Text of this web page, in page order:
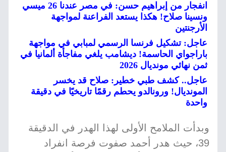
انفجار من إبراهيم حسن: في مصر عندنا 26 ميسي
ونسينا صلاح! هكذا يستعد الفراعنة لمواجهة
الأرجنتين
عاجل: تشكيل فرنسا الرسمي لمبابي في مواجهة
باراجواي الحاسمة! ديشامب يلغي مفاجأة ألمانيا في
ثمن نهائي مونديال 2026
عاجل.. كشف طبي خطير: صلاح قد يخسر
المونديال! ورونالدو يحطم رقمًا تاريخيًا في دقيقة
واحدة
وبدأت الملامح الأولى لهذا الهدر في الدقيقة
39، حيث هدر أحمد صفوت فرصة انفراد